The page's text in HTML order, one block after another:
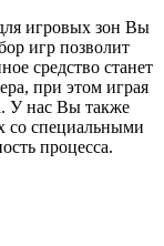
игровых зон Вы
игр позволит
средство станет
при этом играя
У нас Вы также
со специальными
процесса.